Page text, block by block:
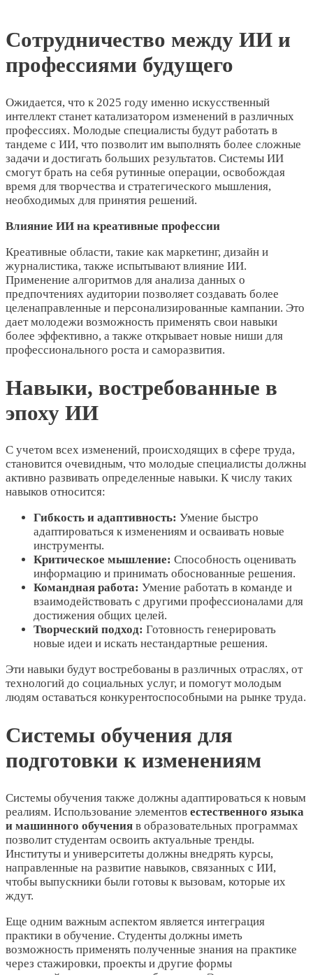
Сотрудничество между ИИ и
профессиями будущего
Ожидается, что к 2025 году именно искусственный
интеллект станет катализатором изменений в различных
профессиях. Молодые специалисты будут работать в
тандеме с ИИ, что позволит им выполнять более сложные
задачи и достигать больших результатов. Системы ИИ
смогут брать на себя рутинные операции, освобождая
время для творчества и стратегического мышления,
необходимых для принятия решений.
Влияние ИИ на креативные профессии
Креативные области, такие как маркетинг, дизайн и
журналистика, также испытывают влияние ИИ.
Применение алгоритмов для анализа данных о
предпочтениях аудитории позволяет создавать более
целенаправленные и персонализированные кампании. Это
дает молодежи возможность применять свои навыки
более эффективно, а также открывает новые ниши для
профессионального роста и саморазвития.
Навыки, востребованные в
эпоху ИИ
С учетом всех изменений, происходящих в сфере труда,
становится очевидным, что молодые специалисты должны
активно развивать определенные навыки. К числу таких
навыков относится:
Гибкость и адаптивность: Умение быстро
адаптироваться к изменениям и осваивать новые
инструменты.
Критическое мышление: Способность оценивать
информацию и принимать обоснованные решения.
Командная работа: Умение работать в команде и
взаимодействовать с другими профессионалами для
достижения общих целей.
Творческий подход: Готовность генерировать
новые идеи и искать нестандартные решения.
Эти навыки будут востребованы в различных отраслях, от
технологий до социальных услуг, и помогут молодым
людям оставаться конкурентоспособными на рынке труда.
Системы обучения для
подготовки к изменениям
Системы обучения также должны адаптироваться к новым
реалиям. Использование элементов естественного языка
и машинного обучения в образовательных программах
позволит студентам освоить актуальные тренды.
Институты и университеты должны внедрять курсы,
направленные на развитие навыков, связанных с ИИ,
чтобы выпускники были готовы к вызовам, которые их
ждут.
Еще одним важным аспектом является интеграция
практики в обучение. Студенты должны иметь
возможность применять полученные знания на практике
через стажировки, проекты и другие формы